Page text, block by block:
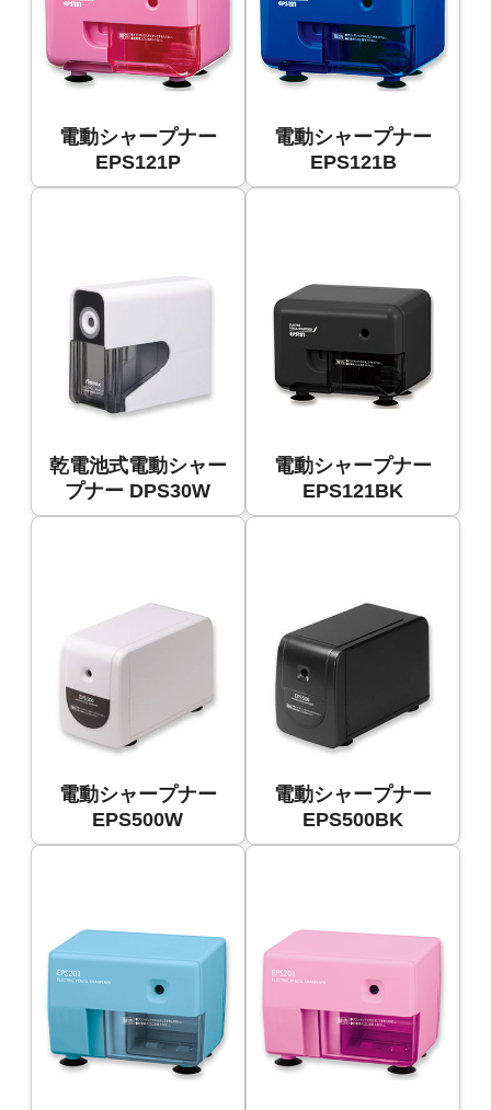
電動シャープナー
EPS121P
電動シャープナー
EPS121B
乾電池式電動シャー
プナー DPS30W
電動シャープナー
EPS121BK
電動シャープナー
EPS500W
電動シャープナー
EPS500BK